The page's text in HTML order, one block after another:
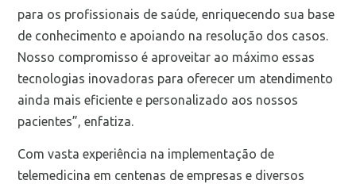
para os profissionais de saúde, enriquecendo sua base
de conhecimento e apoiando na resolução dos casos.
Nosso compromisso é aproveitar ao máximo essas
tecnologias inovadoras para oferecer um atendimento
ainda mais eficiente e personalizado aos nossos
pacientes”, enfatiza.
Com vasta experiência na implementação de
telemedicina em centenas de empresas e diversos